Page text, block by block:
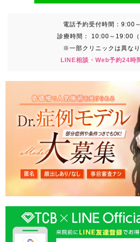
電話予約受付時間： 9:00
診療時間：
10:00～19:00（
※一部クリニックは異なり
LINE相談・Web予約24時